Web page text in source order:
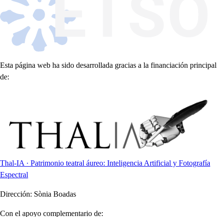
Esta página web ha sido desarrollada gracias a la financiación principal
de:
Thal-IA · Patrimonio teatral áureo: Inteligencia Artificial y Fotografía
Espectral
Dirección: Sònia Boadas
Con el apoyo complementario de: